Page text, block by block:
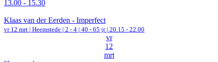
13.00 - 15.30
Klaas van der Eerden - Imperfect
vr 12 mrt | Heemstede | 2 - 4 | 40 - 65 jr | 20.15 - 22.00
vr
12
mrt